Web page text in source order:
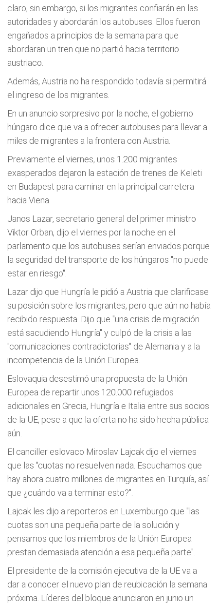
claro, sin embargo, si los migrantes confiarán en las
autoridades y abordarán los autobuses. Ellos fueron
engañados a principios de la semana para que
abordaran un tren que no partió hacia territorio
austriaco.
Además, Austria no ha respondido todavía si permitirá
el ingreso de los migrantes.
En un anuncio sorpresivo por la noche, el gobierno
húngaro dice que va a ofrecer autobuses para llevar a
miles de migrantes a la frontera con Austria.
Previamente el viernes, unos 1.200 migrantes
exasperados dejaron la estación de trenes de Keleti
en Budapest para caminar en la principal carretera
hacia Viena.
Janos Lazar, secretario general del primer ministro
Viktor Orban, dijo el viernes por la noche en el
parlamento que los autobuses serían enviados porque
la seguridad del transporte de los húngaros "no puede
estar en riesgo".
Lazar dijo que Hungría le pidió a Austria que clarificase
su posición sobre los migrantes, pero que aún no había
recibido respuesta. Dijo que "una crisis de migración
está sacudiendo Hungría" y culpó de la crisis a las
"comunicaciones contradictorias" de Alemania y a la
incompetencia de la Unión Europea.
Eslovaquia desestimó una propuesta de la Unión
Europea de repartir unos 120.000 refugiados
adicionales en Grecia, Hungría e Italia entre sus socios
de la UE, pese a que la oferta no ha sido hecha pública
aún.
El canciller eslovaco Miroslav Lajcak dijo el viernes
que las "cuotas no resuelven nada. Escuchamos que
hay ahora cuatro millones de migrantes en Turquía, así
que ¿cuándo va a terminar esto?".
Lajcak les dijo a reporteros en Luxemburgo que "las
cuotas son una pequeña parte de la solución y
pensamos que los miembros de la Unión Europea
prestan demasiada atención a esa pequeña parte".
El presidente de la comisión ejecutiva de la UE va a
dar a conocer el nuevo plan de reubicación la semana
próxima. Líderes del bloque anunciaron en junio un